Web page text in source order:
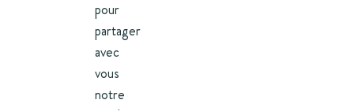
pour
partager
avec
vous
notre